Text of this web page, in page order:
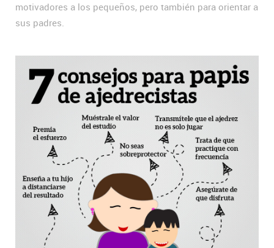
motivadores a los pequeños, pero también para orientar a
sus padres.